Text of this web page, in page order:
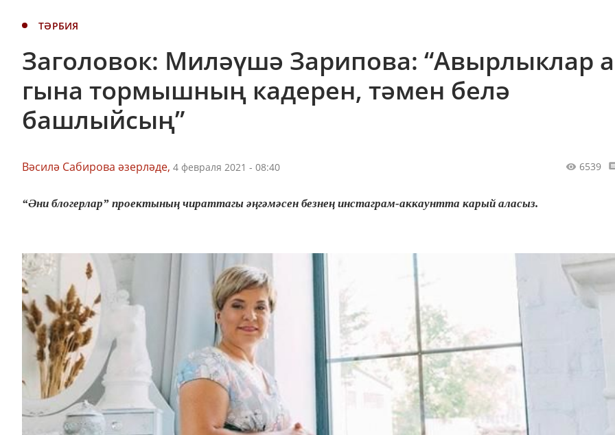
ТӘРБИЯ
Заголовок: Миләүшә Зарипова: “Авырлыклар
гына тормышның кадерен, тәмен белә
башлыйсың”
Вәсилә Сабирова әзерләде, 4 февраля 2021 - 08:40 6539
“Әни блогерлар” проектының чираттагы әңгәмәсен безнең инстаграм-аккаунтта карый аласыз.